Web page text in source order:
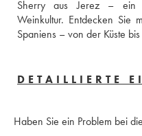
Sherry aus Jerez – ein
Weinkultur. Entdecken Sie
Spaniens – von der Küste
DETAILLIERTE
Haben Sie ein Problem bei